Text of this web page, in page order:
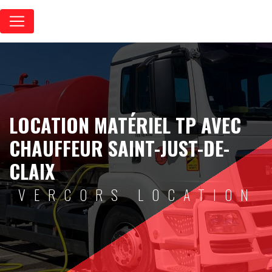
LOCATION MATÉRIEL TP AVEC
CHAUFFEUR SAINT-JUST-DE-
CLAIX
VERCORS LOCATION
Panneau de gestion des cookies